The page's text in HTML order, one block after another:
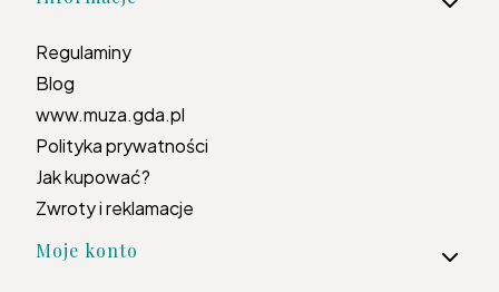
Regulaminy
Blog
www.muza.gda.pl
Polityka prywatności
Jak kupować?
Zwroty i reklamacje
Moje konto